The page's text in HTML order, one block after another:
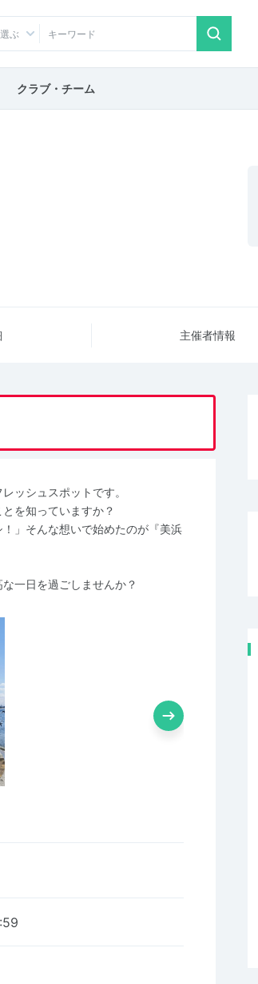
ぶ
クラブ・チーム
主催者情報
ッシュスポットです。
を知っていますか？
」そんな想いで始めたのが『美浜
一日を過ごしませんか？